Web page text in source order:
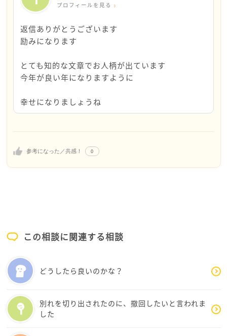
ましたがすっきりして次に進むことができました。
判りません。
ご自分の内側を見て、ご自分の良さを探してくださ
い。その良さが新しい友人関係を築く種になると思い
参考になった／共感！ 0
友は私が加療入院していた際
現在も腫瘍で加療ですが、病気だからと言って
す。
共存して、優しさを育て
余裕ある心身 体力作りに努めてまいります。
良い年になりますよう、心から祈念致ししていま
す。
プロフィールを見る
返信ありがとうございます
励みになります
とても知的な文章でお人柄が出ています
今年が良い年になりますように
幸せになりましょうね
この相談に関連する相談
どうしたら良いのかな？
別れを切り出されたのに、撤回したいと言われま
した